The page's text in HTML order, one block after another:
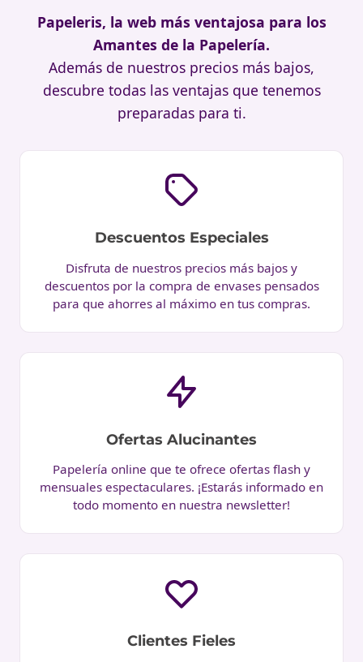
Papeleris, la web más ventajosa para los
Amantes de la Papelería.
Además de nuestros precios más bajos,
descubre todas las ventajas que tenemos
preparadas para ti.
Descuentos Especiales
Disfruta de nuestros precios más bajos y
descuentos por la compra de envases pensados
para que ahorres al máximo en tus compras.
Ofertas Alucinantes
Papelería online que te ofrece ofertas flash y
mensuales espectaculares. ¡Estarás informado en
todo momento en nuestra newsletter!
Clientes Fieles